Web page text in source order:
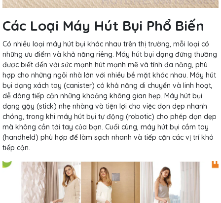
Các Loại Máy Hút Bụi Phổ Biến
Có nhiều loại máy hút bụi khác nhau trên thị trường, mỗi loại có
những ưu điểm và khả năng riêng. Máy hút bụi dạng đứng thường
được biết đến với sức mạnh hút mạnh mẽ và tính đa năng, phù
hợp cho những ngôi nhà lớn với nhiều bề mặt khác nhau. Máy hút
bụi dạng xách tay (canister) có khả năng di chuyển và linh hoạt,
dễ dàng tiếp cận những khoảng không gian hẹp. Máy hút bụi
dạng gậy (stick) nhẹ nhàng và tiện lợi cho việc dọn dẹp nhanh
chóng, trong khi máy hút bụi tự động (robotic) cho phép dọn dẹp
mà không cần tới tay của bạn. Cuối cùng, máy hút bụi cầm tay
(handheld) phù hợp để làm sạch nhanh và tiếp cận các vị trí khó
tiếp cận.